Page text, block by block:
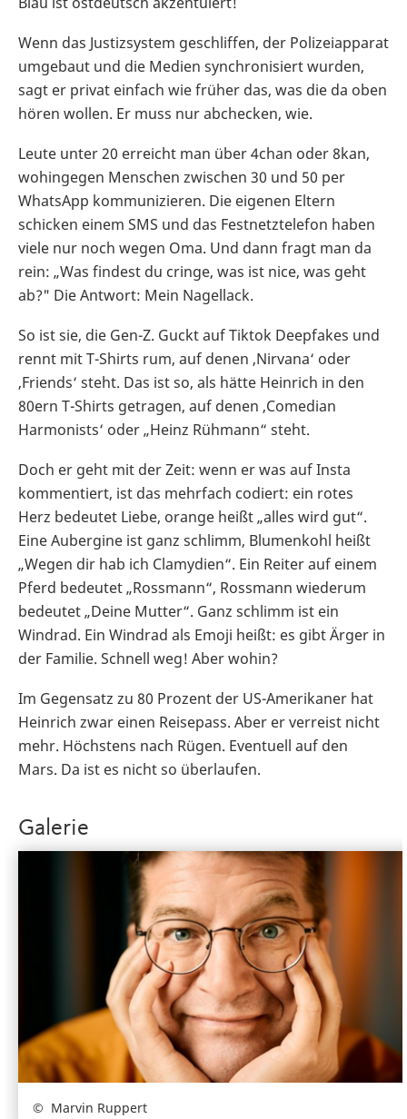
Wenn das Justizsystem geschliffen, der Polizeiapparat
umgebaut und die Medien synchronisiert wurden,
sagt er privat einfach wie früher das, was die da oben
hören wollen. Er muss nur abchecken, wie.
Leute unter 20 erreicht man über 4chan oder 8kan,
wohingegen Menschen zwischen 30 und 50 per
WhatsApp kommunizieren. Die eigenen Eltern
schicken einem SMS und das Festnetztelefon haben
viele nur noch wegen Oma. Und dann fragt man da
rein: „Was findest du cringe, was ist nice, was geht
ab?" Die Antwort: Mein Nagellack.
So ist sie, die Gen-Z. Guckt auf Tiktok Deepfakes und
rennt mit T-Shirts rum, auf denen ‚Nirvana‘ oder
‚Friends‘ steht. Das ist so, als hätte Heinrich in den
80ern T-Shirts getragen, auf denen ‚Comedian
Harmonists‘ oder „Heinz Rühmann“ steht.
Doch er geht mit der Zeit: wenn er was auf Insta
kommentiert, ist das mehrfach codiert: ein rotes
Herz bedeutet Liebe, orange heißt „alles wird gut“.
Eine Aubergine ist ganz schlimm, Blumenkohl heißt
„Wegen dir hab ich Clamydien“. Ein Reiter auf einem
Pferd bedeutet „Rossmann“, Rossmann wiederum
bedeutet „Deine Mutter“. Ganz schlimm ist ein
Windrad. Ein Windrad als Emoji heißt: es gibt Ärger in
der Familie. Schnell weg! Aber wohin?
Im Gegensatz zu 80 Prozent der US-Amerikaner hat
Heinrich zwar einen Reisepass. Aber er verreist nicht
mehr. Höchstens nach Rügen. Eventuell auf den
Mars. Da ist es nicht so überlaufen.
Galerie
Marvin Ruppert